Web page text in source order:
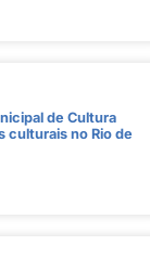
de Cultura
culturais no Rio de